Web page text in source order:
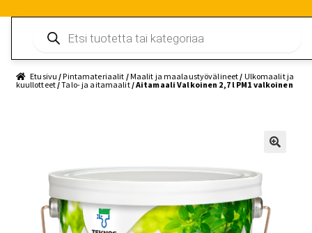
search
Etusivu /Pintamateriaalit /Maalit ja maalaustyövälineet / Ulkomaalit ja
kuullotteet/Talo- ja aitamaalit/ Aitamaali Valkoinen 2,7 l PM1 valkoinen